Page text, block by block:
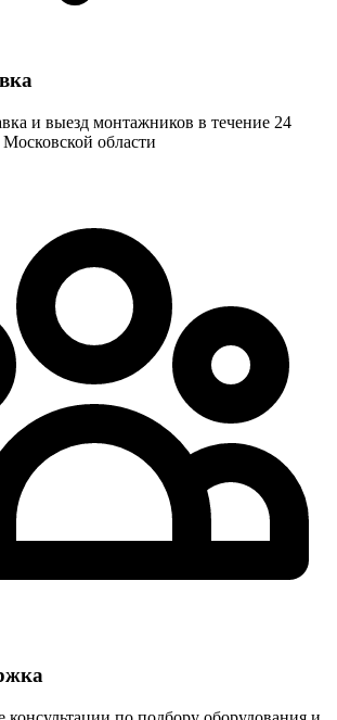
и выезд монтажников в течение 24
области